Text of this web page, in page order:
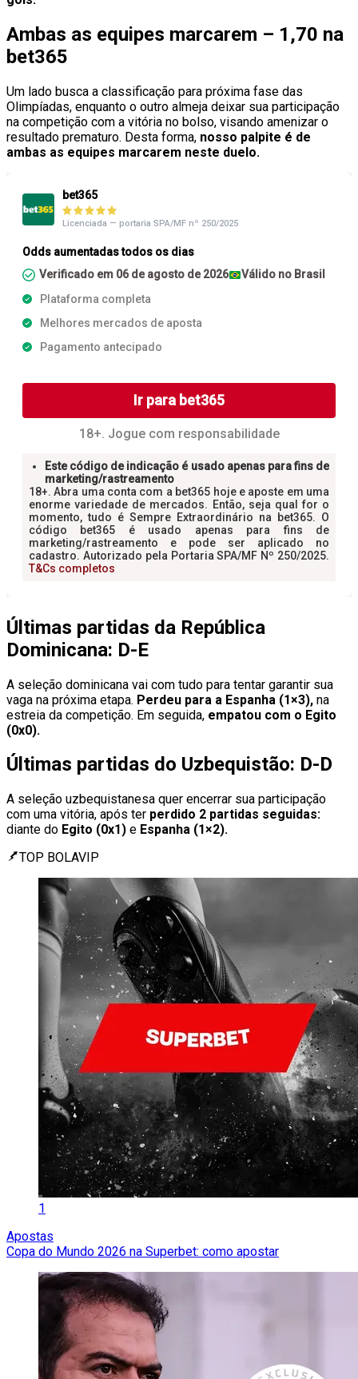
Ambas as equipes marcarem – 1,70 na
bet365
Um lado busca a classificação para próxima fase das
Olimpíadas, enquanto o outro almeja deixar sua participação
na competição com a vitória no bolso, visando amenizar o
resultado prematuro. Desta forma, nosso palpite é de
ambas as equipes marcarem neste duelo.
Últimas partidas da República
Dominicana: D-E
A seleção dominicana vai com tudo para tentar garantir sua
vaga na próxima etapa. Perdeu para a Espanha (1×3), na
estreia da competição. Em seguida, empatou com o Egito
(0x0).
Últimas partidas do Uzbequistão: D-D
A seleção uzbequistanesa quer encerrar sua participação
com uma vitória, após ter perdido 2 partidas seguidas:
diante do Egito (0x1) e Espanha (1×2).
TOP BOLAVIP
1
Apostas
Copa do Mundo 2026 na Superbet: como apostar